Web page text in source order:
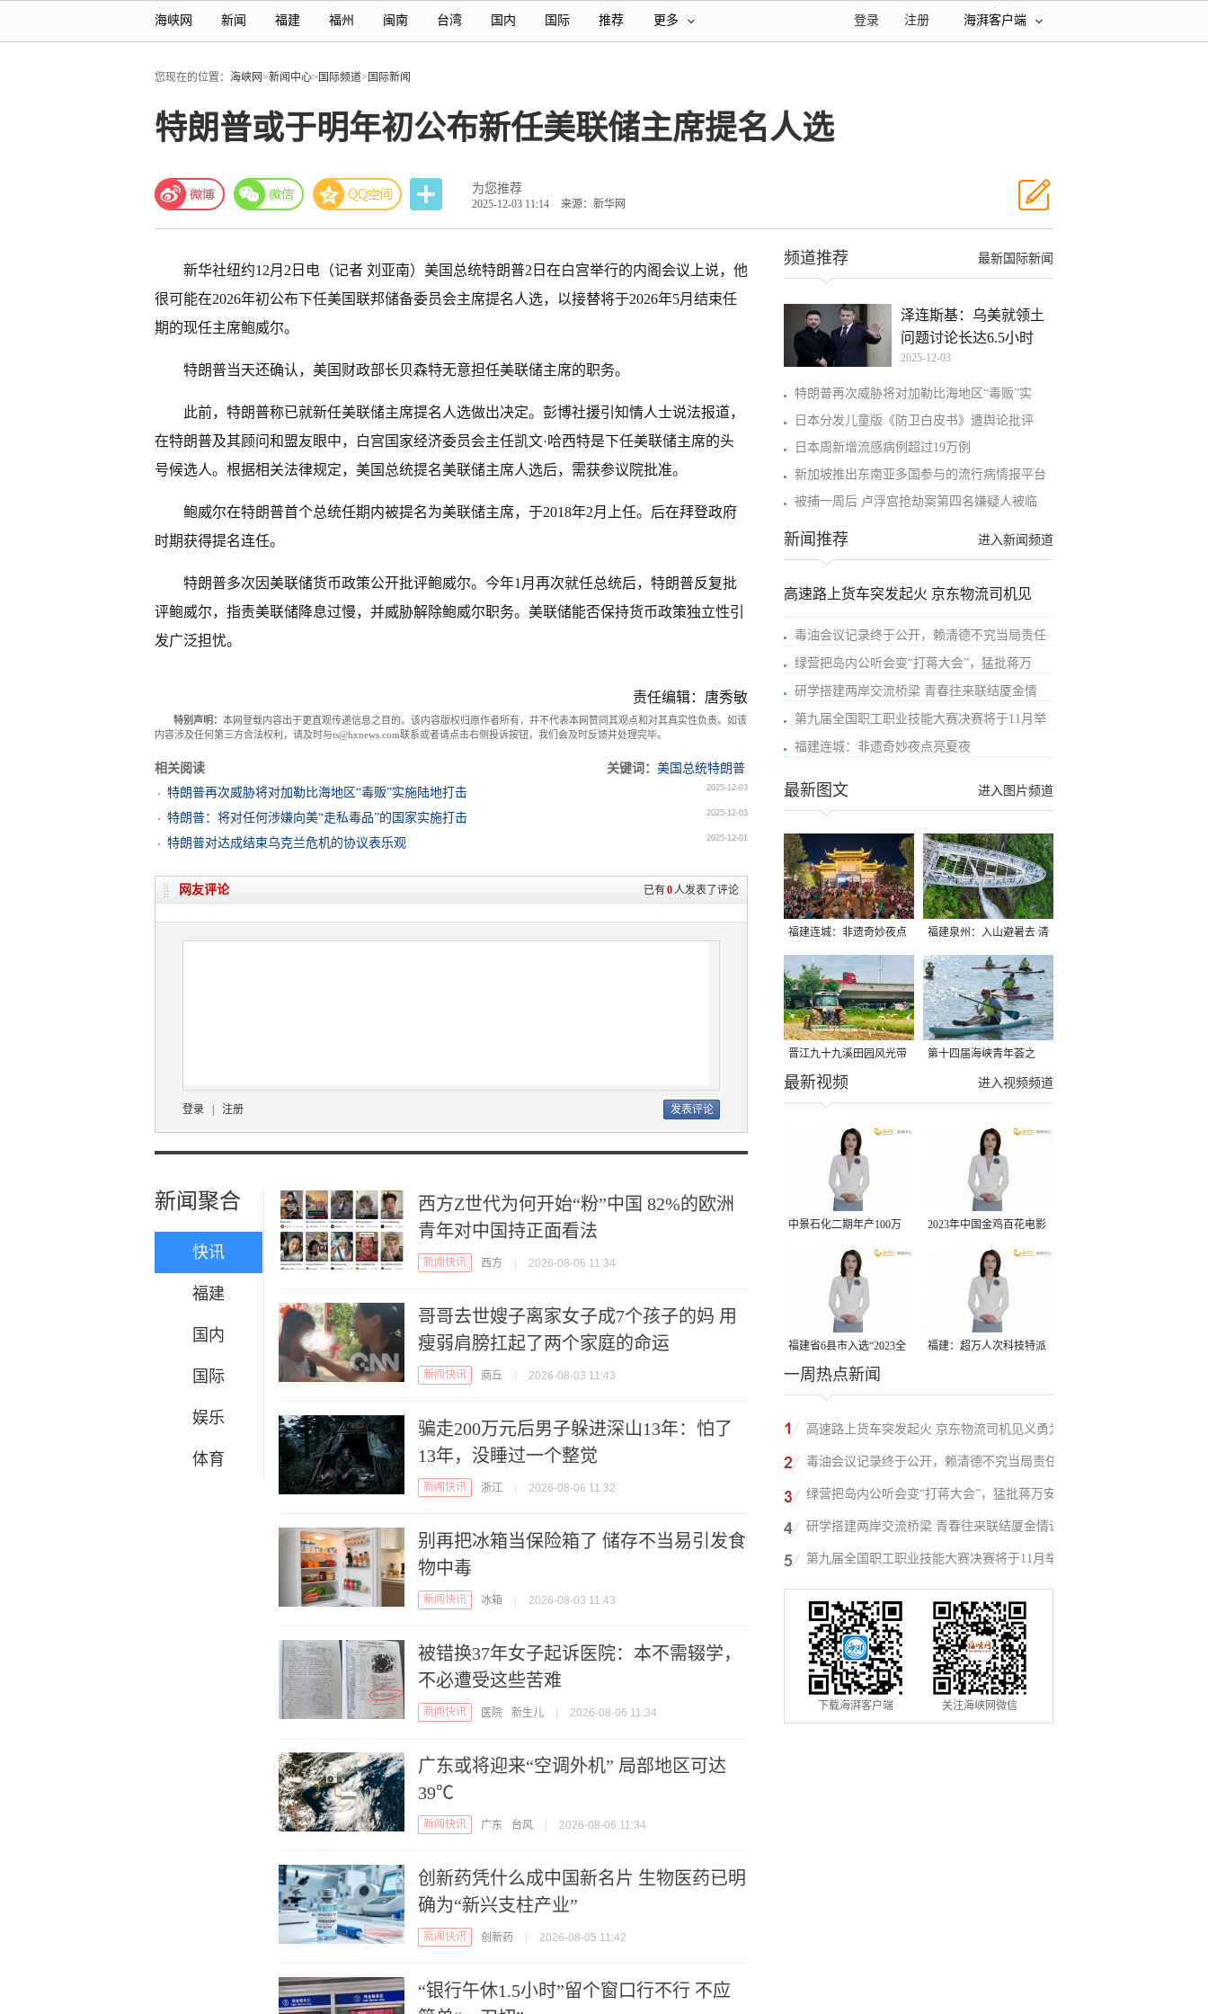
海峡网 新闻 福建 福州 闽南 台湾 国内 国际 推荐 更多 海湃客户端
注册
登录
您现在的位置： 海峡网>新闻中心> 国际频道> 国际新闻
特朗普或于明年初公布新任美联储主席提名人选
为您推荐
2025-12-03 11:14 来源：新华网
新华社纽约12月2日电（记者 刘亚南）美国总统特朗普2日在白宫举行的内阁会议上说，他
很可能在2026年初公布下任美国联邦储备委员会主席提名人选，以接替将于2026年5月结束任
期的现任主席鲍威尔。
特朗普当天还确认，美国财政部长贝森特无意担任美联储主席的职务。
此前，特朗普称已就新任美联储主席提名人选做出决定。彭博社援引知情人士说法报道，
在特朗普及其顾问和盟友眼中，白宫国家经济委员会主任凯文·哈西特是下任美联储主席的头
号候选人。根据相关法律规定，美国总统提名美联储主席人选后，需获参议院批准。
鲍威尔在特朗普首个总统任期内被提名为美联储主席，于2018年2月上任。后在拜登政府
时期获得提名连任。
特朗普多次因美联储货币政策公开批评鲍威尔。今年1月再次就任总统后，特朗普反复批
评鲍威尔，指责美联储降息过慢，并威胁解除鲍威尔职务。美联储能否保持货币政策独立性引
发广泛担忧。
责任编辑：唐秀敏
特别声明： 本网登载内容出于更直观传递信息之目的。该内容版权归原作者所有，并不代表本网赞同其观点和对其真实性负责。如该
内容涉及任何第三方合法权利，请及时与ts@hxnews.com联系或者请点击右侧投诉按钮，我们会及时反馈并处理完毕。
相关阅读 关键词： 美国总统特朗普
特朗普再次威胁将对加勒比海地区“毒贩”实施陆地打击
2025-12-03
特朗普：将对任何涉嫌向美“走私毒品”的国家实施打击 2025-12-03
特朗普对达成结束乌克兰危机的协议表乐观 2025-12-01
已有0人发表了评论
网友评论
登录 注册
新闻聚合
快讯
福建
国内
国际
娱乐
体育
西方Z世代为何开始“粉”中国 82%的欧洲
青年对中国持正面看法
新闻快讯 西方 2026-08-06 11:34
哥哥去世嫂子离家女子成7个孩子的妈 用
瘦弱肩膀扛起了两个家庭的命运
新闻快讯 商丘 2026-08-03 11:43
骗走200万元后男子躲进深山13年：怕了
13年，没睡过一个整觉
新闻快讯 浙江 2026-08-06 11:32
别再把冰箱当保险箱了 储存不当易引发食
物中毒
新闻快讯 冰箱 2026-08-03 11:43
被错换37年女子起诉医院：本不需辍学，
不必遭受这些苦难
新闻快讯 医院 新生儿 2026-08-06 11:34
广东或将迎来“空调外机” 局部地区可达
39℃
新闻快讯 广东 台风 2026-08-06 11:34
创新药凭什么成中国新名片 生物医药已明
确为“新兴支柱产业”
新闻快讯 创新药 2026-08-05 11:42
“银行午休1.5小时”留个窗口行不行 不应
最新国际新闻
频道推荐
泽连斯基：乌美就领土
问题讨论长达6.5小时
2025-12-03
特朗普再次威胁将对加勒比海地区“毒贩”实
日本分发儿童版《防卫白皮书》遭舆论批评
日本周新增流感病例超过19万例
新加坡推出东南亚多国参与的流行病情报平台
被捕一周后 卢浮宫抢劫案第四名嫌疑人被临
进入新闻频道
新闻推荐
高速路上货车突发起火 京东物流司机见
毒油会议记录终于公开，赖清德不究当局责任
绿营把岛内公听会变“打蒋大会”，猛批蒋万
研学搭建两岸交流桥梁 青春往来联结厦金情
第九届全国职工职业技能大赛决赛将于11月举
福建连城：非遗奇妙夜点亮夏夜
进入图片频道
最新图文
福建连城：非遗奇妙夜点
亮夏夜
福建泉州：入山避暑去 清
凉好惬意
晋江九十九溪田园风光带
千亩早稻迎来成熟收割季
第十四届海峡青年荟之
2026榕台青年大学生水上
进入视频频道
最新视频
中景石化二期年产100万
吨丙烷脱氢项目建成中交
2023年中国金鸡百花电影
节有福电影巡展31日启动
福建省6县市入选“2023全
国县域发展潜力百强县”
福建：超万人次科技特派
一周热点新闻
高速路上货车突发起火 京东物流司机见义勇为
施救挽回损失
毒油会议记录终于公开，赖清德不究当局责任
反甩锅卢秀燕，蓝营点名责任官员要求撤职下
绿营把岛内公听会变“打蒋大会”，猛批蒋万安
废除监察机构主张，遭蓝营搬出蔡英文、赖清
研学搭建两岸交流桥梁 青春往来联结厦金情谊
第九届全国职工职业技能大赛决赛将于11月举
行
下载海湃客户端 关注海峡网微信